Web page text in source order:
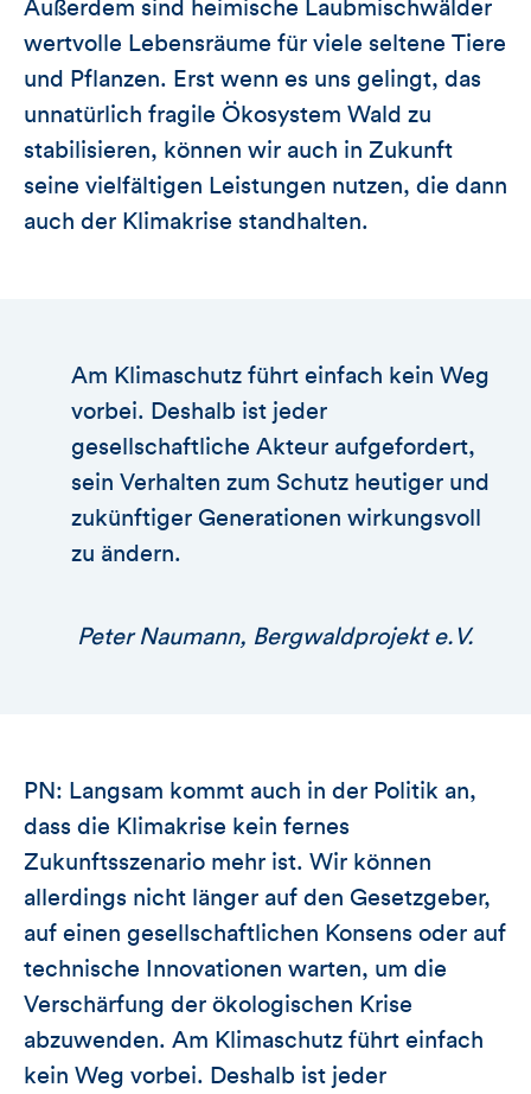
Außerdem sind heimische Laubmischwälder
wertvolle Lebensräume für viele seltene Tiere
und Pflanzen. Erst wenn es uns gelingt, das
unnatürlich fragile Ökosystem Wald zu
stabilisieren, können wir auch in Zukunft
seine vielfältigen Leistungen nutzen, die dann
auch der Klimakrise standhalten.
Am Klimaschutz führt einfach kein Weg
vorbei. Deshalb ist jeder
gesellschaftliche Akteur aufgefordert,
sein Verhalten zum Schutz heutiger und
zukünftiger Generationen wirkungsvoll
zu ändern.
Peter Naumann, Bergwaldprojekt e.V.
PN: Langsam kommt auch in der Politik an,
dass die Klimakrise kein fernes
Zukunftsszenario mehr ist. Wir können
allerdings nicht länger auf den Gesetzgeber,
auf einen gesellschaftlichen Konsens oder auf
technische Innovationen warten, um die
Verschärfung der ökologischen Krise
abzuwenden. Am Klimaschutz führt einfach
kein Weg vorbei. Deshalb ist jeder